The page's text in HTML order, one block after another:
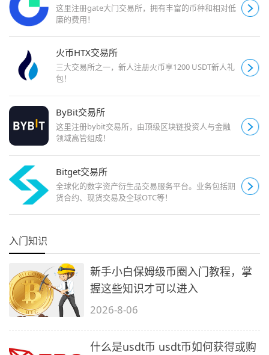
这里注册gate大门交易所，拥有丰富的币种和相对低
廉的费用！
火币HTX交易所
三大交易所之一，新人注册火币享1200 USDT新人礼
包！
ByBit交易所
这里注册bybit交易所，由顶级区块链投资人与金融
领域高管组成！
Bitget交易所
全球化的数字资产衍生品交易服务平台。业务包括期
货合约、现货交易及全球OTC等！
入门知识
新手小白保姆级币圈入门教程，掌
握这些知识才可以进入
2026-8-06
什么是usdt币 usdt币如何获得或购